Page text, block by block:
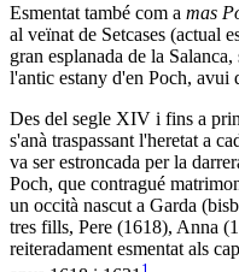
Esmentat també com a mas
al veïnat de Setcases (actual
gran esplanada de la
l'antic estany d'en Poch, avui
Des del segle XIV i fins a
s'anà traspassant l'heretat a
va ser estroncada per la
Poch, que contragué
un occità nascut a Garda
tres fills, Pere (1618), Anna
reiteradament esmentat als